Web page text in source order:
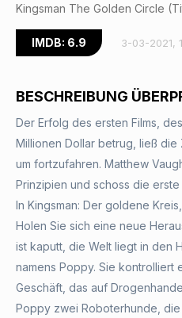
Kingsman The Golden Circle
IMDB: 6.9 3-03-2021,
BESCHREIBUNG
Der Erfolg des ersten Films,
Millionen Dollar betrug, ließ die
um fortzufahren. Matthew
Prinzipien und schoss die
In Kingsman: Der goldene
Holen Sie sich eine neue
ist kaputt, die Welt liegt in den
namens Poppy. Sie kontrolliert
Geschäft, das auf
Poppy zwei Roboterhunde,